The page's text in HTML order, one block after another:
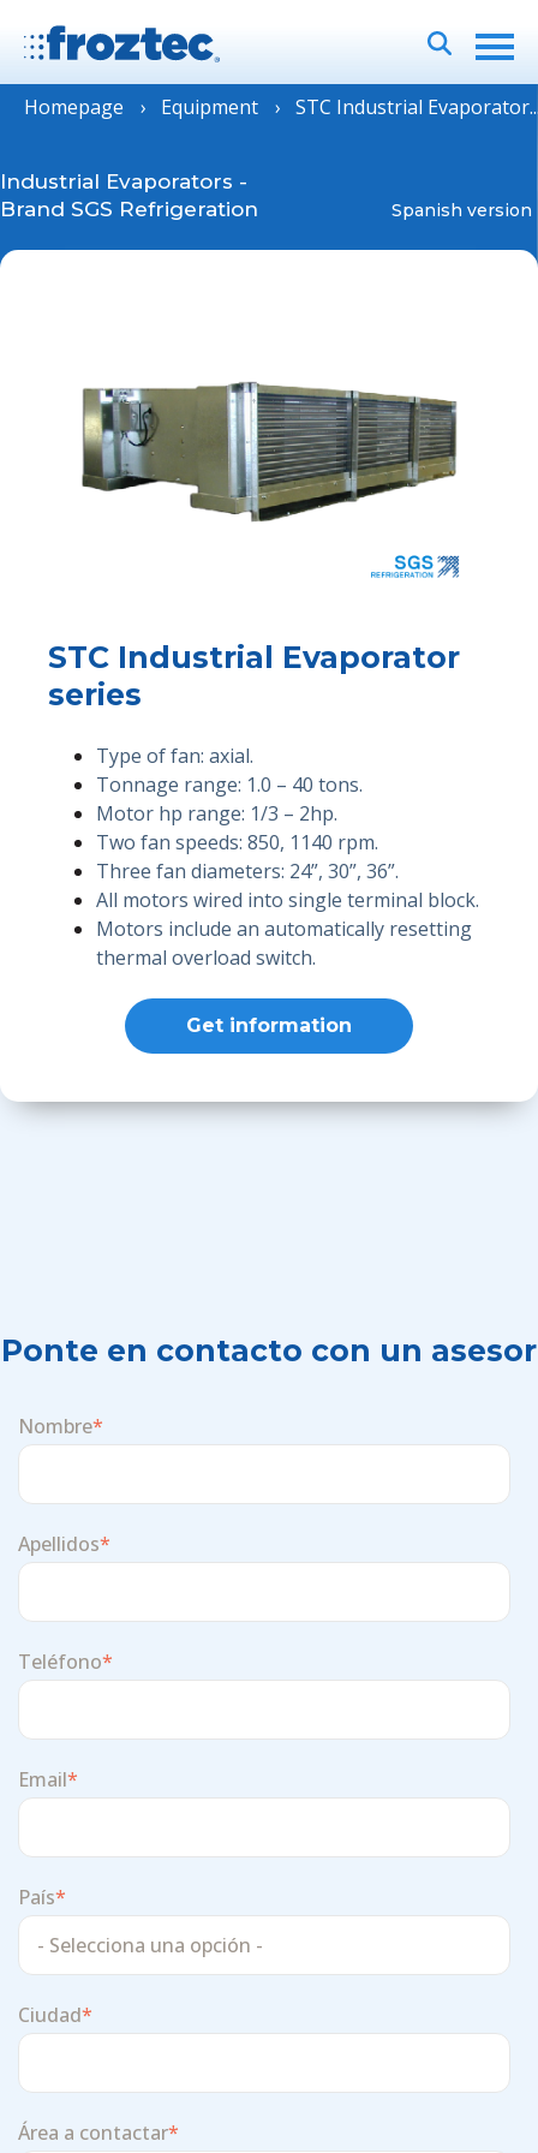
Homepage Equipment STC Industrial
Industrial Evaporators -
Brand SGS Refrigeration
Spanish version
STC Industrial Evaporator
series
Type of fan: axial.
Tonnage range: 1.0 – 40 tons.
Motor hp range: 1/3 – 2hp.
Two fan speeds: 850, 1140 rpm.
Three fan diameters: 24”, 30”, 36”.
All motors wired into single terminal block.
Motors include an automatically resetting
thermal overload switch.
Get information
Ponte en contacto con un asesor
Nombre*
Apellidos*
Teléfono*
Email*
País*
Ciudad*
Área a contactar*